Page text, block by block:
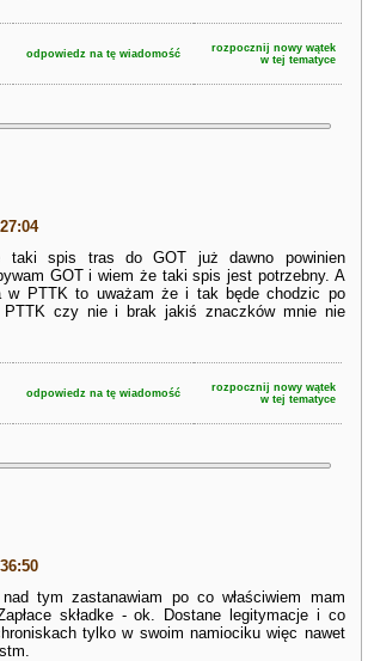
odpowiedz na tę wiadomość
rozpocznij nowy wątek
w tej tematyce
taki spis tras do GOT już dawno powinien
GOT i wiem że taki spis jest potrzebny. A
w PTTK to uważam że i tak będe chodzic po
czy nie i brak jakiś znaczków mnie nie
odpowiedz na tę wiadomość
rozpocznij nowy wątek
w tej tematyce
tym zastanawiam po co właściwiem mam
składke - ok. Dostane legitymacje i co
tylko w swoim namiociku więc nawet